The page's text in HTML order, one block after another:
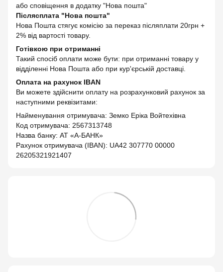
або сповіщення в додатку "Нова пошта"
Післясплата "Нова пошта"
Нова Пошта стягує комісію за переказ післяплати 20грн +
2% від вартості товару.
Готівкою при отриманні
Такий спосіб оплати може бути: при отриманні товару у
відділенні Нова Пошта або при кур'єрській доставці.
Оплата на рахунок IBAN
Ви можете здійснити оплату на розрахунковий рахунок за
наступними реквізитами:
Найменування отримувача: Земко Еріка Войтехівна
Код отримувача: 2567313748
Назва банку: АТ «А-БАНК»
Рахунок отримувача (IBAN): UA42 307770 00000
26205321921407